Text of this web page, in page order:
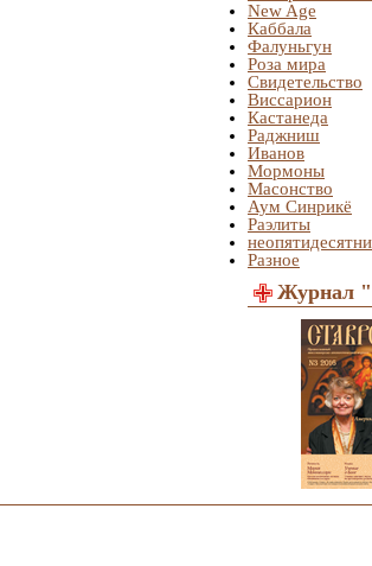
New Age
Каббала
Фалуньгун
Роза мира
Свидетельство
Виссарион
Кастанеда
Раджниш
Иванов
Мормоны
Масонство
Аум Синрикё
Раэлиты
Разное
Журнал